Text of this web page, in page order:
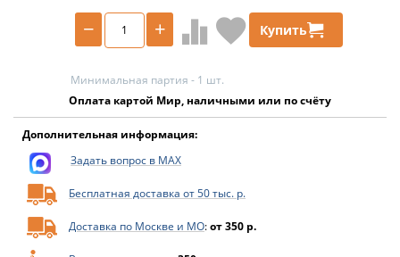
+
− Купить
Минимальная партия - 1 шт.
Оплата картой Мир, наличными или по счёту
Дополнительная информация:
Задать вопрос в MAX
Бесплатная доставка от 50 тыс. р.
Доставка по Москве и МО:от 350 р.